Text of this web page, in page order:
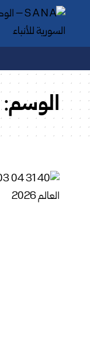
الوسم: